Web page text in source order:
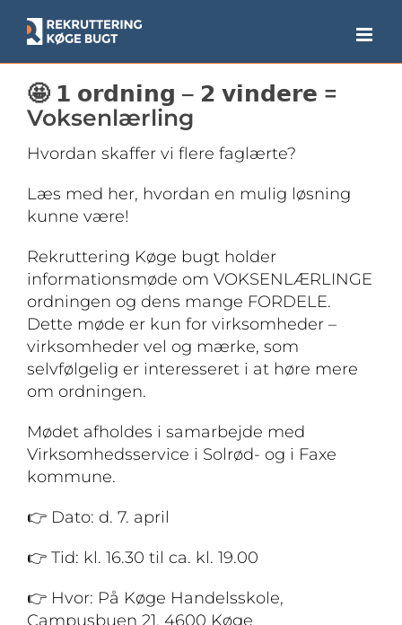
🤩 𝟭 𝗼𝗿𝗱𝗻𝗶𝗻𝗴 – 𝟮 𝘃𝗶𝗻𝗱𝗲𝗿𝗲 =
Voksenlærling
Hvordan skaffer vi flere faglærte?
Læs med her, hvordan en mulig løsning
kunne være!
Rekruttering Køge bugt holder
informationsmøde om VOKSENLÆRLINGE
ordningen og dens mange FORDELE.
Dette møde er kun for virksomheder –
virksomheder vel og mærke, som
selvfølgelig er interesseret i at høre mere
om ordningen.
Mødet afholdes i samarbejde med
Virksomhedsservice i Solrød- og i Faxe
kommune.
👉 Dato: d. 7. april
👉 Tid: kl. 16.30 til ca. kl. 19.00
👉 Hvor: På Køge Handelsskole,
Campusbuen 21, 4600 Køge